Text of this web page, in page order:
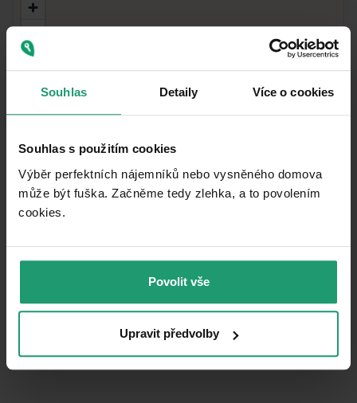
Souhlas Detaily Více o cookies
Souhlas s použitím cookies
Výběr perfektních nájemníků nebo vysněného domova
může být fuška. Začněme tedy zlehka, a to povolením
cookies.​
Povolit vše
Upravit předvolby
MapLibre